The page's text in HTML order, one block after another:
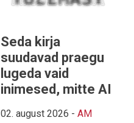
Seda kirja
suudavad praegu
lugeda vaid
inimesed, mitte AI
02. august 2026 - AM